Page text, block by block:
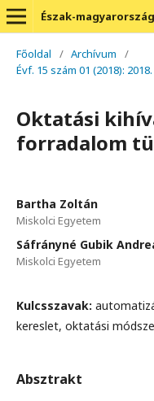
Észak-
Főoldal / Archívum
/
Évf. 15 szám 01 (2018):
Oktatási
forradalom
Bartha Zoltán
Miskolci Egyetem
Sáfrányné Gubik
Miskolci Egyetem
Kulcsszavak:
kereslet, oktatási
Absztrakt